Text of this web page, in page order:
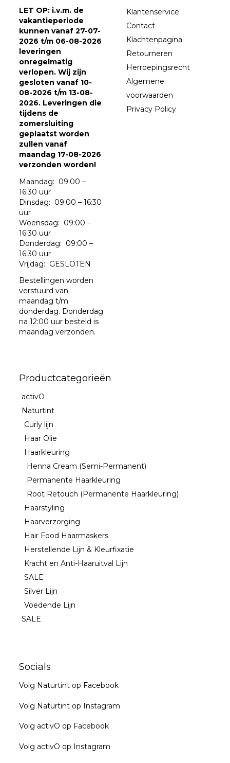
LET OP: i.v.m. de
vakantieperiode
kunnen vanaf 27-07-
2026 t/m 06-08-2026
leveringen
onregelmatig
verlopen. Wij zijn
gesloten vanaf 10-
08-2026 t/m 13-08-
2026. Leveringen die
tijdens de
zomersluiting
geplaatst worden
zullen vanaf
maandag 17-08-2026
verzonden worden!
Maandag: 09:00 –
16:30 uur
Dinsdag: 09:00 – 16:30
uur
Woensdag: 09:00 –
16:30 uur
Donderdag: 09:00 –
16:30 uur
Vrijdag: GESLOTEN
Bestellingen worden
verstuurd van
maandag t/m
donderdag. Donderdag
na 12:00 uur besteld is
maandag verzonden.
Klantenservice
Contact
Klachtenpagina
Retourneren
Herroepingsrecht
Algemene
voorwaarden
Privacy Policy
Productcategorieën
activO
Naturtint
Curly lijn
Haar Olie
Haarkleuring
Henna Cream (Semi-Permanent)
Permanente Haarkleuring
Root Retouch (Permanente Haarkleuring)
Haarstyling
Haarverzorging
Hair Food Haarmaskers
Herstellende Lijn & Kleurfixatie
Kracht en Anti-Haaruitval Lijn
SALE
Silver Lijn
Voedende Lijn
SALE
Socials
Volg Naturtint op Facebook
Volg Naturtint op Instagram
Volg activO op Facebook
Volg activO op Instagram